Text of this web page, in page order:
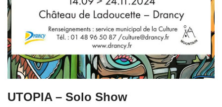
UTOPIA – Solo Show